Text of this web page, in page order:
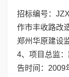
招标编号：
作市丰收路改
郑州华原建设
4、项目总监
告时间：